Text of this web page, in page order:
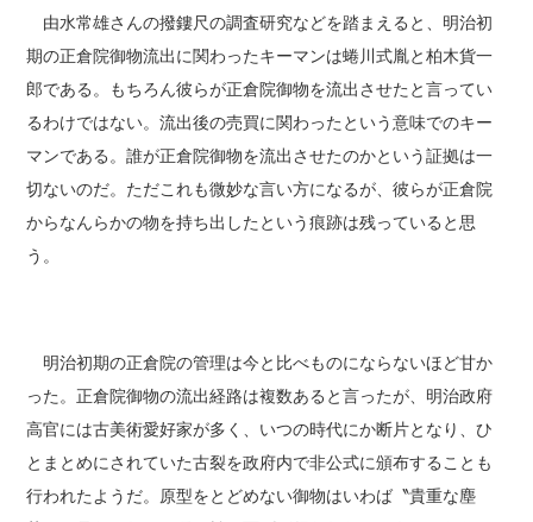
由水常雄さんの撥鏤尺の調査研究などを踏まえると、明治初
期の正倉院御物流出に関わったキーマンは蜷川式胤と柏木貨一
郎である。もちろん彼らが正倉院御物を流出させたと言ってい
るわけではない。流出後の売買に関わったという意味でのキー
マンである。誰が正倉院御物を流出させたのかという証拠は一
切ないのだ。ただこれも微妙な言い方になるが、彼らが正倉院
からなんらかの物を持ち出したという痕跡は残っていると思
う。
明治初期の正倉院の管理は今と比べものにならないほど甘か
った。正倉院御物の流出経路は複数あると言ったが、明治政府
高官には古美術愛好家が多く、いつの時代にか断片となり、ひ
とまとめにされていた古裂を政府内で非公式に頒布することも
行われたようだ。原型をとどめない御物はいわば〝貴重な塵